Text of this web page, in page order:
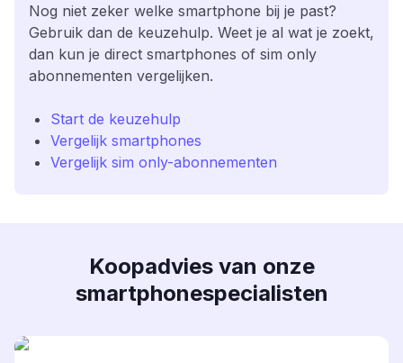
Nog niet zeker welke smartphone bij je past?
Gebruik dan de keuzehulp. Weet je al wat je zoekt,
dan kun je direct smartphones of sim only
abonnementen vergelijken.
Start de keuzehulp
Vergelijk smartphones
Vergelijk sim only-abonnementen
Koopadvies van onze
smartphonespecialisten